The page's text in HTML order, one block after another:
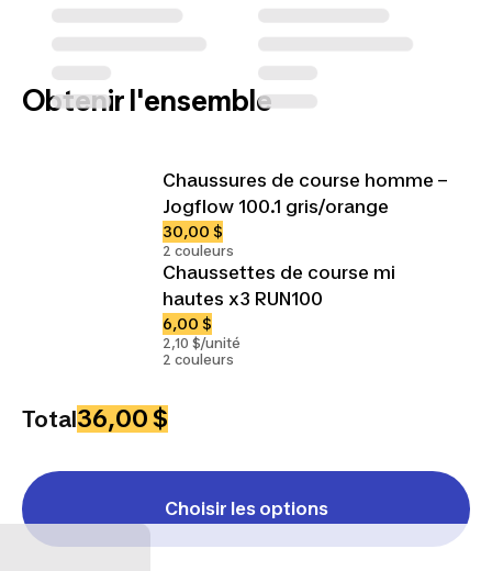
Obtenir l'ensemble
Chaussures de course homme –
Jogflow 100.1 gris/orange
30,00 $
2 couleurs
Chaussettes de course mi
hautes x3 RUN100
6,00 $
2,10 $/unité
2 couleurs
Total36,00 $
Choisir les options